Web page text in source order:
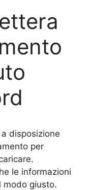
disposizione
per
le informazioni
modo giusto.